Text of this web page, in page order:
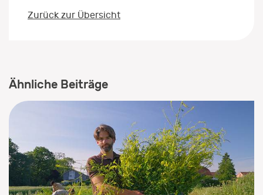
Zurück zur Übersicht
Ähnliche Beiträge